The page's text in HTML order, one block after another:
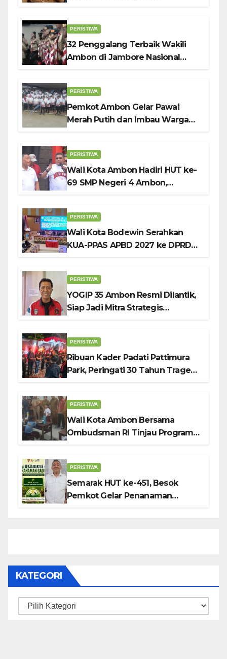
PERISTIWA
32 Penggalang Terbaik Wakili
Ambon di Jambore Nasional
PERISTIWA
Pemkot Ambon Gelar Pawai
Merah Putih dan Imbau Warga
PERISTIWA
Wali Kota Ambon Hadiri HUT ke-
69 SMP Negeri 4 Ambon,
PERISTIWA
Wali Kota Bodewin Serahkan
KUA-PPAS APBD 2027 ke DPRD
PERISTIWA
YOGIP 35 Ambon Resmi Dilantik,
Siap Jadi Mitra Strategis
PERISTIWA
Ribuan Kader Padati Pattimura
Park, Peringati 30 Tahun Tragedi
PERISTIWA
Wali Kota Ambon Bersama
Ombudsman RI Tinjau Program
PERISTIWA
Semarak HUT ke-451, Besok
Pemkot Gelar Penanaman
KATEGORI
Kategori